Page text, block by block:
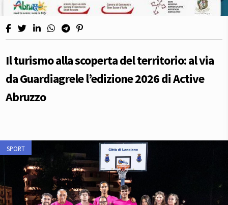
Il turismo alla scoperta del territorio: al via
da Guardiagrele l’edizione 2026 di Active
Abruzzo
SPORT